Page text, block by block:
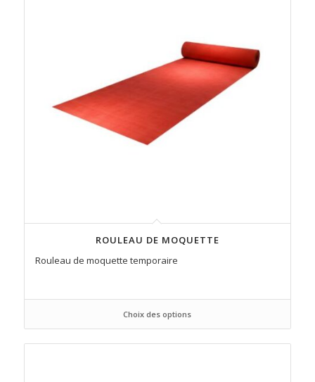
ROULEAU DE MOQUETTE
Rouleau de moquette temporaire
Choix des options